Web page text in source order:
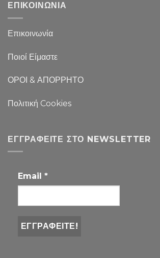
ΕΠΙΚΟΙΝΩΝΙΑ
Επικοινωνία
Ποιοί Είμαστε
ΟΡΟΙ & ΑΠΟΡΡΗΤΟ
Πολιτική Cookies
ΕΓΓΡΑΦΕΊΤΕ ΣΤΟ NEWSLETTER
Email *